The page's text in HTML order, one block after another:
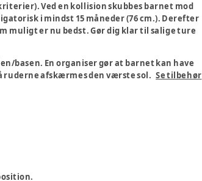
Ved en kollision skubbes barnet mod
i mindst 15 måneder (76 cm.). Derefter
muligt er nu bedst. Gør dig klar til salige ture
basen. En organiser gør at barnet kan have
ruderne afskærmes den værste sol.Se tilbehør